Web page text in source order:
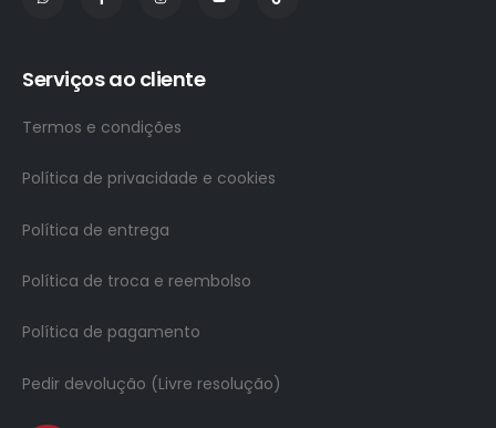
Serviços ao cliente
Termos e condições
Política de privacidade e cookies
Política de entrega
Política de troca e reembolso
Política de pagamento
Pedir devolução (Livre resolução)